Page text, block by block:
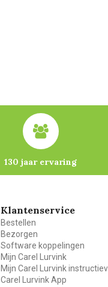
130 jaar ervaring
Klantenservice
Bestellen
Bezorgen
Software koppelingen
Mijn Carel Lurvink
Mijn Carel Lurvink
Carel Lurvink App